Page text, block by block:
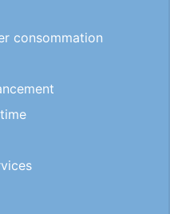
consommation